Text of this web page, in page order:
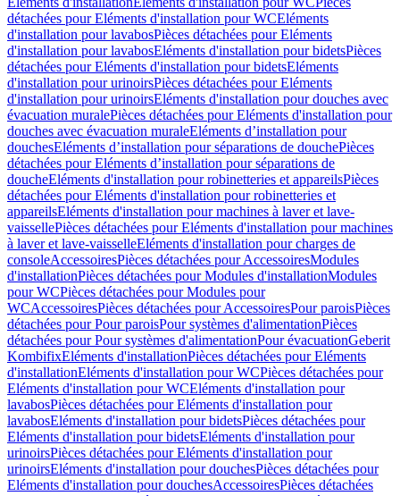
détachées pour Eléments d'installation pour WCEléments
d'installation pour lavabosPièces détachées pour Eléments
d'installation pour lavabosEléments d'installation pour bidetsPièces
détachées pour Eléments d'installation pour bidetsEléments
d'installation pour urinoirsPièces détachées pour Eléments
d'installation pour urinoirsEléments d'installation pour douches avec
évacuation muralePièces détachées pour Eléments d'installation pour
douches avec évacuation muraleEléments d’installation pour
douchesEléments d’installation pour séparations de douchePièces
détachées pour Eléments d’installation pour séparations de
doucheEléments d'installation pour robinetteries et appareilsPièces
détachées pour Eléments d'installation pour robinetteries et
appareilsEléments d'installation pour machines à laver et lave-
vaissellePièces détachées pour Eléments d'installation pour machines
à laver et lave-vaisselleEléments d'installation pour charges de
consoleAccessoiresPièces détachées pour AccessoiresModules
d'installationPièces détachées pour Modules d'installationModules
pour WCPièces détachées pour Modules pour
WCAccessoiresPièces détachées pour AccessoiresPour paroisPièces
détachées pour Pour paroisPour systèmes d'alimentationPièces
détachées pour Pour systèmes d'alimentationPour évacuationGeberit
KombifixEléments d'installationPièces détachées pour Eléments
d'installationEléments d'installation pour WCPièces détachées pour
Eléments d'installation pour WCEléments d'installation pour
lavabosPièces détachées pour Eléments d'installation pour
lavabosEléments d'installation pour bidetsPièces détachées pour
Eléments d'installation pour bidetsEléments d'installation pour
urinoirsPièces détachées pour Eléments d'installation pour
urinoirsEléments d'installation pour douchesPièces détachées pour
Eléments d'installation pour douchesAccessoiresPièces détachées